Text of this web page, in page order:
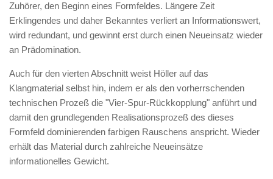
Zuhörer, den Beginn eines Formfeldes. Längere Zeit
Erklingendes und daher Bekanntes verliert an Informationswert,
wird redundant, und gewinnt erst durch einen Neueinsatz wieder
an Prädomination.
Auch für den vierten Abschnitt weist Höller auf das
Klangmaterial selbst hin, indem er als den vorherrschenden
technischen Prozeß die "Vier-Spur-Rückkopplung" anführt und
damit den grundlegenden Realisationsprozeß des dieses
Formfeld dominierenden farbigen Rauschens anspricht. Wieder
erhält das Material durch zahlreiche Neueinsätze
informationelles Gewicht.